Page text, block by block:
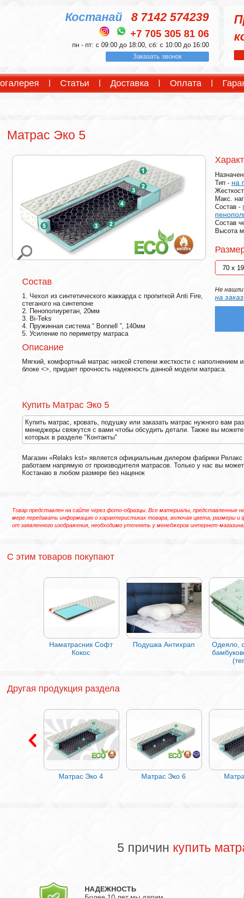
Костанай 8 7142 574239
+7 705 305 81 06
пн - пт: с 09:00 до 18:00, сб: с 10:00 до 16:00
Заказать звонок
Статьи Доставка Оплата
Матрас Эко 5
Состав
1. Чехол из синтетического жаккарда с пропиткой Anti Fire,
стеганого на синтепоне
2. Пенополиуретан, 20мм
3. Bi-Teks
4. Пружинная система “ Bonnell ”, 140мм
5. Усиление по периметру матраса
Тип - на
Макс.
Состав -
Состав
Высота
Не нашли
на заказ
Описание
Мягкий, комфортный матрас низкой степени жесткости с наполнением
блоке <>, придает прочность надежность данной модели матраса.
Купить Матрас Эко 5
Купить матрас, кровать, подушку или заказать матрас нужного вам
менеджеры свяжутся с вами чтобы обсудить детали. Также вы
которых в разделе "Контакты"
Магазин «Relaks kst» является официальным дилером фабрики
работаем напрямую от производителя матрасов. Только у нас вы
Костанаю в любом размере без наценок
Товар представлен на сайте через фото-образцы. Все материалы, представленные
мере передавать информацию о характеристиках товара, включая цвета, размеры
от заявленного изображения, необходимо уточнять у менеджеров интернет-магазина.
С этим товаров покупают
Наматрасник Софт
Кокос
Подушка Антихрап
Одеяло,
Другая продукция раздела
Матрас Эко 4 Матрас Эко 6
5 причин купить
НАДЕЖНОСТЬ